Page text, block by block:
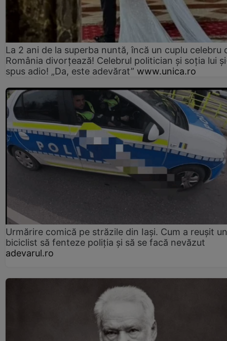
La 2 ani de la superba nuntă, încă un cuplu celebru
România divorțează! Celebrul politician și soția lui
spus adio! „Da, este adevărat” www.unica.ro
Urmărire comică pe străzile din Iași. Cum a reușit un
biciclist să fenteze poliția și să se facă nevăzut
adevarul.ro